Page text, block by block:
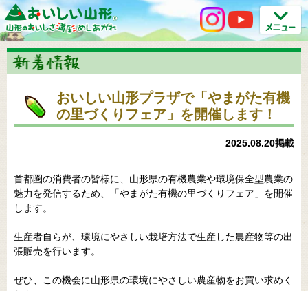
おいしい山形プラザで「やまがた有機
の里づくりフェア」を開催します！
2025.08.20掲載
首都圏の消費者の皆様に、山形県の有機農業や環境保全型農業の
魅力を発信するため、「やまがた有機の里づくりフェア」を開催
します。
生産者自らが、環境にやさしい栽培方法で生産した農産物等の出
張販売を行います。
ぜひ、この機会に山形県の環境にやさしい農産物をお買い求めく